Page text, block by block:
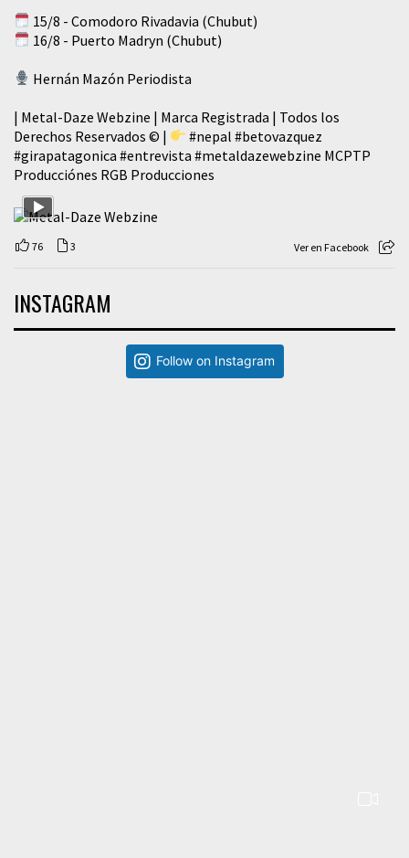
15/8 - Comodoro Rivadavia (Chubut)
16/8 - Puerto Madryn (Chubut)
Hernán Mazón Periodista
| Metal-Daze Webzine | Marca Registrada | Todos los
Derechos Reservados © |
#nepal #betovazquez
#girapatagonica #entrevista #metaldazewebzine MCPTP
Producciónes RGB Producciones
76 3 Ver en Facebook
INSTAGRAM
Follow on Instagram